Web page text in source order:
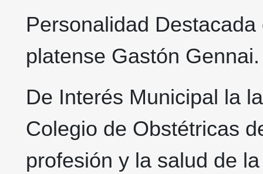
Personalidad
platense Gastón
De Interés Municipal la
Colegio de Obstétricas
profesión y la salud de